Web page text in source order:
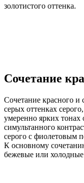
золотистого оттенка.
Сочетание
Сочетание красного и
серых оттенках
умеренно ярких тонах
симультанного
серого с фиолетовым
К основному
бежевые или